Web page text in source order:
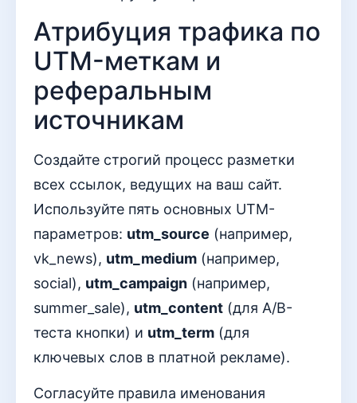
Атрибуция трафика по
UTM-меткам и
реферальным
источникам
Создайте строгий процесс разметки
всех ссылок, ведущих на ваш сайт.
Используйте пять основных UTM-
параметров: utm_source (например,
vk_news), utm_medium (например,
social), utm_campaign (например,
summer_sale), utm_content (для A/B-
теста кнопки) и utm_term (для
ключевых слов в платной рекламе).
Согласуйте правила именования